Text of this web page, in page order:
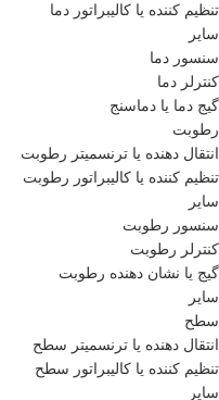
تنظیم کننده یا کالیبراتور دما
سایر
سنسور دما
کنترلر دما
گیج دما یا دماسنج
رطوبت
انتقال دهنده یا ترنسمیتر رطوبت
تنظیم کننده یا کالیبراتور رطوبت
سایر
سنسور رطوبت
کنترلر رطوبت
گیج یا نشان دهنده رطوبت
سایر
سطح
انتقال دهنده یا ترنسمیتر سطح
تنظیم کننده یا کالیبراتور سطح
سایر